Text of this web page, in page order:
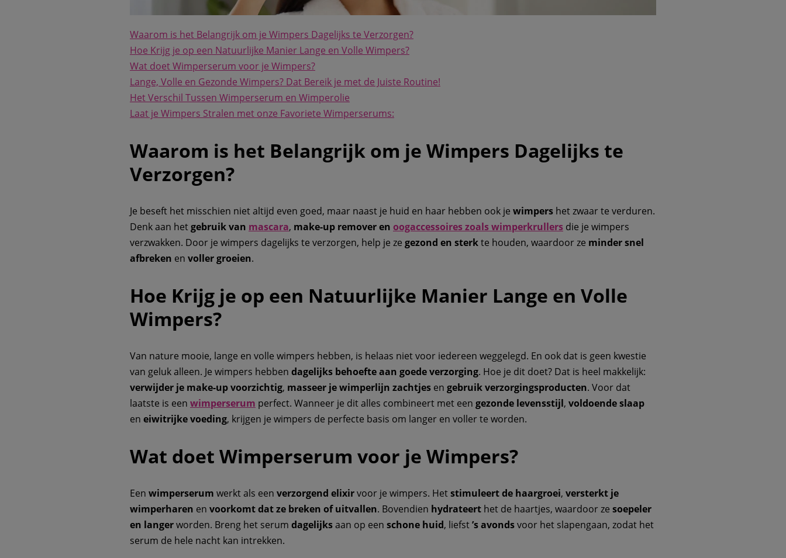
Waarom is het Belangrijk om je Wimpers Dagelijks te Verzorgen?
Hoe Krijg je op een Natuurlijke Manier Lange en Volle Wimpers?
Wat doet Wimperserum voor je Wimpers?
Lange, Volle en Gezonde Wimpers? Dat Bereik je met de Juiste Routine!
Het Verschil Tussen Wimperserum en Wimperolie
Laat je Wimpers Stralen met onze Favoriete Wimperserums:
Waarom is het Belangrijk om je Wimpers Dagelijks te
Verzorgen?
Je beseft het misschien niet altijd even goed, maar naast je huid en haar hebben ook je wimpers het zwaar te verduren.
Denk aan hetgebruik van mascara, make-up remover en oogaccessoires zoalswimperkrullers die je wimpers
verzwakken. Door je wimpers dagelijks te verzorgen, help je ze gezond en sterkte houden, waardoor ze minder snel
afbreken en voller groeien.
Hoe Krijg je op een Natuurlijke Manier Lange en Volle
Wimpers?
Van nature mooie, lange en volle wimpers hebben, is helaas niet voor iedereen weggelegd. En ook dat is geen kwestie
van geluk alleen. Je wimpers hebben dagelijks behoefte aan goede verzorging. Hoe je dit doet? Dat is heel makkelijk:
verwijder je make-up voorzichtig, masseer je wimperlijn zachtjes en gebruik verzorgingsproducten. Voor dat
laatste is een wimperserum perfect. Wanneer je dit alles combineert met een gezonde levensstijl, voldoende slaap
en eiwitrijke voeding, krijgen je wimpers de perfecte basis om langer en voller te worden.
Wat doet Wimperserum voor je Wimpers?
Een wimperserum werkt als een verzorgend elixirvoor je wimpers. Hetstimuleert de haargroei, versterkt je
wimperharen en voorkomt dat ze breken of uitvallen. Bovendien hydrateert het de haartjes, waardoor ze soepeler
en langerworden. Breng het serum dagelijksaan op een schone huid, liefst’s avondsvoor het slapengaan, zodat het
serum de hele nacht kan intrekken.